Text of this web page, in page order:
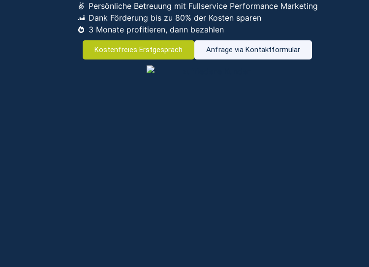
Persönliche Betreuung mit Fullservice Performance Marketing
Dank Förderung bis zu 80% der Kosten sparen
3 Monate profitieren, dann bezahlen
Kostenfreies Erstgespräch Anfrage via Kontaktformular